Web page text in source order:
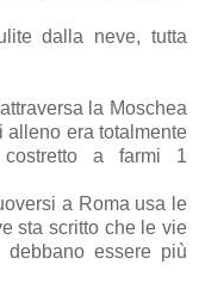
dalla neve, tutta
la Moschea
alleno era totalmente
a farmi 1
a Roma usa le
sta scritto che le vie
essere più